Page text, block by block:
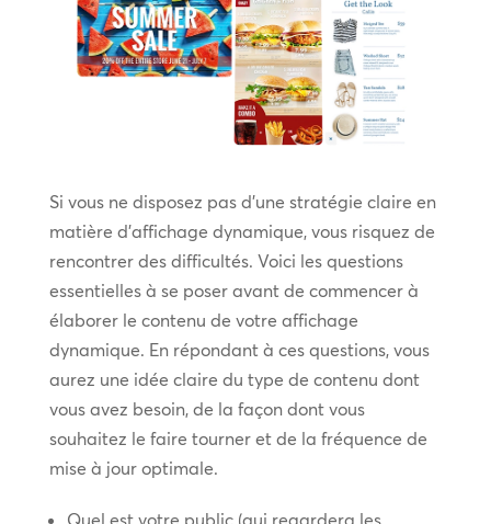
Si vous ne disposez pas d’une stratégie claire en
matière d’affichage dynamique, vous risquez de
rencontrer des difficultés. Voici les questions
essentielles à se poser avant de commencer à
élaborer le contenu de votre affichage
dynamique. En répondant à ces questions, vous
aurez une idée claire du type de contenu dont
vous avez besoin, de la façon dont vous
souhaitez le faire tourner et de la fréquence de
mise à jour optimale.